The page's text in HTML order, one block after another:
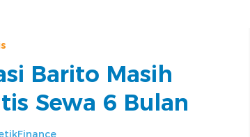
Barito Masih
Sewa 6 Bulan